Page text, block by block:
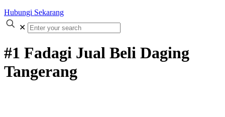
Hubungi Sekarang
✕
#1 Fadagi Jual Beli Daging
Tangerang